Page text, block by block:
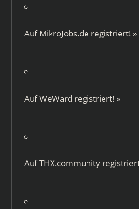
AufMikroJobs.de registriert! »
AufWeWard registriert! »
AufTHX.community